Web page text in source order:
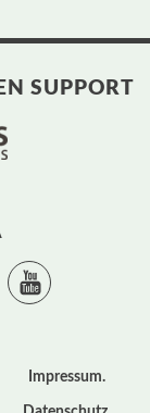
SUPPORT
Instagram
Impressum